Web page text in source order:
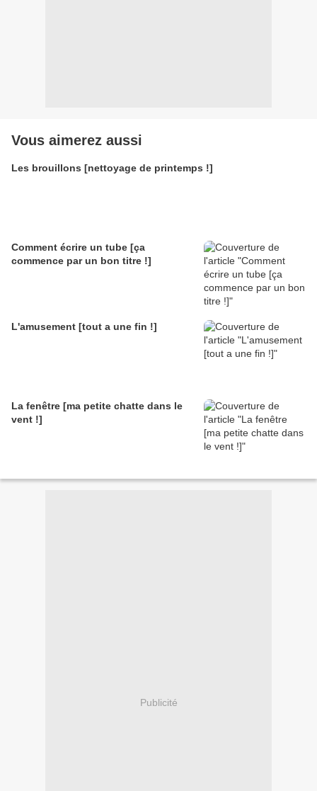
Vous aimerez aussi
Les brouillons [nettoyage de printemps !]
Comment écrire un tube [ça
commence par un bon titre !]
L'amusement [tout a une fin !]
La fenêtre [ma petite chatte dans le
vent !]
Publicité